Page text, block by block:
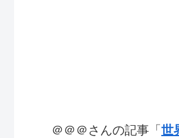
＠＠＠さんの記事「 世